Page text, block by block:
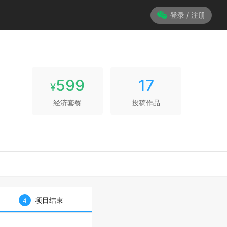
登录 / 注册
¥599
经济套餐
17
投稿作品
4 项目结束